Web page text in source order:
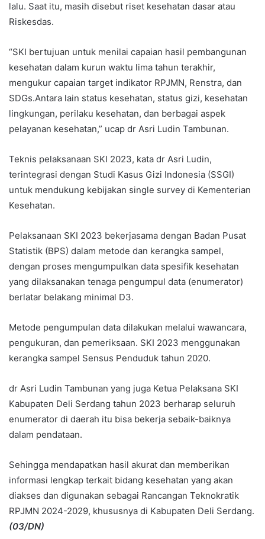
lalu. Saat itu, masih disebut riset kesehatan dasar atau
Riskesdas.
“SKI bertujuan untuk menilai capaian hasil pembangunan
kesehatan dalam kurun waktu lima tahun terakhir,
mengukur capaian target indikator RPJMN, Renstra, dan
SDGs.Antara lain status kesehatan, status gizi, kesehatan
lingkungan, perilaku kesehatan, dan berbagai aspek
pelayanan kesehatan,” ucap dr Asri Ludin Tambunan.
Teknis pelaksanaan SKI 2023, kata dr Asri Ludin,
terintegrasi dengan Studi Kasus Gizi Indonesia (SSGI)
untuk mendukung kebijakan single survey di Kementerian
Kesehatan.
Pelaksanaan SKI 2023 bekerjasama dengan Badan Pusat
Statistik (BPS) dalam metode dan kerangka sampel,
dengan proses mengumpulkan data spesifik kesehatan
yang dilaksanakan tenaga pengumpul data (enumerator)
berlatar belakang minimal D3.
Metode pengumpulan data dilakukan melalui wawancara,
pengukuran, dan pemeriksaan. SKI 2023 menggunakan
kerangka sampel Sensus Penduduk tahun 2020.
dr Asri Ludin Tambunan yang juga Ketua Pelaksana SKI
Kabupaten Deli Serdang tahun 2023 berharap seluruh
enumerator di daerah itu bisa bekerja sebaik-baiknya
dalam pendataan.
Sehingga mendapatkan hasil akurat dan memberikan
informasi lengkap terkait bidang kesehatan yang akan
diakses dan digunakan sebagai Rancangan Teknokratik
RPJMN 2024-2029, khususnya di Kabupaten Deli Serdang.
(03/DN)